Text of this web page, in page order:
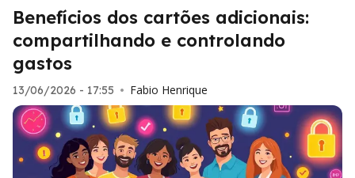
nais: compartilhando e contr
olando gastos
Benefícios dos cartões adicionais:
compartilhando e controlando
gastos
13/06/2026 - 17:55 • Fabio Henrique